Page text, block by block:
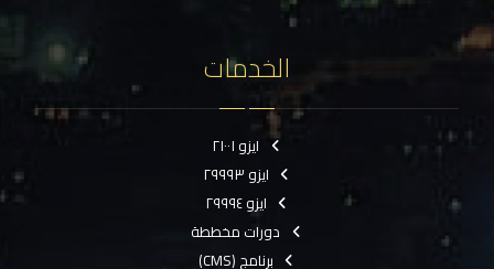
الخدمات
ايزو ٢١٠٠١
ايزو ٢٩٩٩٣
ايزو ٢٩٩٩٤
دورات مخططة
برنامج (CMS)